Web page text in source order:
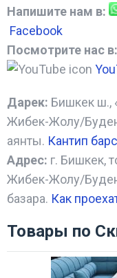
Напишите нам в:
Facebook
Посмотрите нас в:
Дарек: Бишкек ш.,
Жибек-Жолу/
аянты. Кантип
Адрес: г. Бишкек,
Жибек-Жолу/
базара. Как
Товары по